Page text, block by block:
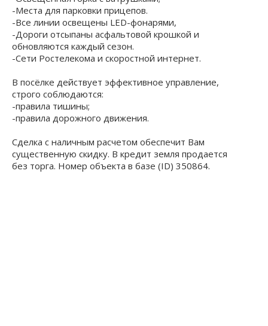
-Места для парковки прицепов.
-Все линии освещены LED-фонарями,
-Дороги отсыпаны асфальтовой крошкой и
обновляются каждый сезон.
-Сети Ростелекома и скоростной интернет.
В посёлке действует эффективное управление,
строго соблюдаются:
-правила тишины;
-правила дорожного движения.
Cделка с наличным расчетом обеспечит Вам
существенную скидку. В кредит земля продается
без торга. Номер объекта в базе (ID) 350864.